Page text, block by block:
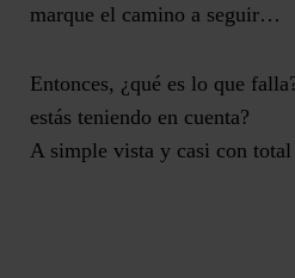
marque el camino a seguir…
Entonces, ¿qué es lo que
estás teniendo en cuenta?
A simple vista y casi con